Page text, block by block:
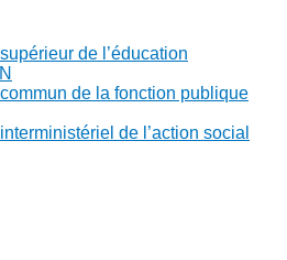
de l’éducation
de la fonction publique
de l’action social